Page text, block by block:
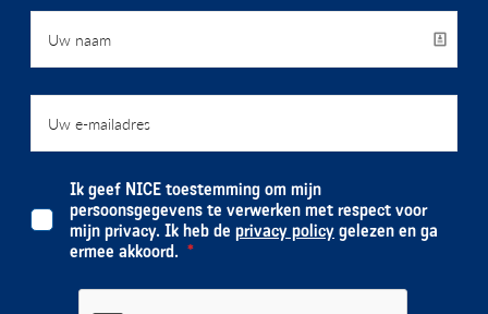
Ik geef NICE toestemming om mijn
persoonsgegevens te verwerken met respect voor
mijn privacy. Ik heb de privacy policy gelezen en ga
ermee akkoord.